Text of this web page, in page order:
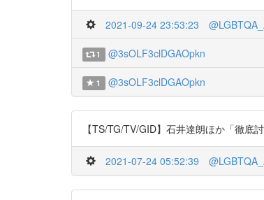
2021-09-24 23:53:23
1 @3sOLF3clDGAOpkn
1 @3sOLF3clDGAOpkn
【TS/TG/TV/GID】石井達朗ほか「徹
2021-07-24 05:52:39